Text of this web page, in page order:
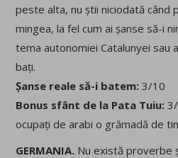
peste alta, nu știi niciodată când
mingea, la fel cum ai șanse să-i
tema autonomiei Catalunyei sau
bați.
Șanse reale să-i batem: 3/10
Bonus sfânt de la Pata Tuiu:
ocupați de arabi o grămadă de
GERMANIA. Nu există proverbe